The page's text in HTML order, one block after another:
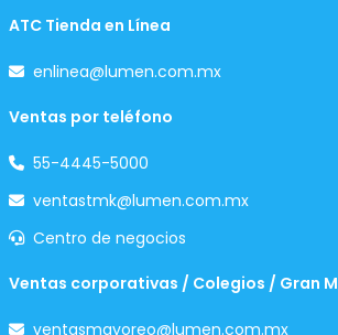
ATC Tienda en Línea
enlinea@lumen.com.mx
Ventas por teléfono
55-4445-5000
ventastmk@lumen.com.mx
Centro de negocios
Ventas corporativas / Colegios / Gran
ventasmayoreo@lumen.com.mx